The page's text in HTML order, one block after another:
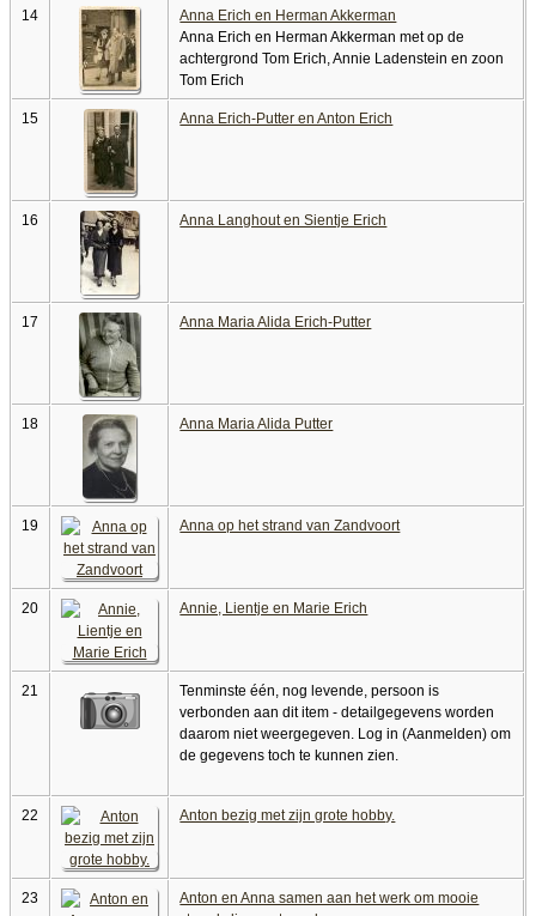
14
Anna Erich en Herman Akkerman
Anna Erich en Herman Akkerman met op de
achtergrond Tom Erich, Annie Ladenstein en zoon
Tom Erich
15 Anna Erich-Putter en Anton Erich
16 Anna Langhout en Sientje Erich
17 Anna Maria Alida Erich-Putter
18 Anna Maria Alida Putter
19 Anna op het strand van Zandvoort
20 Annie, Lientje en Marie Erich
21
Tenminste één, nog levende, persoon is
verbonden aan dit item - detailgegevens worden
daarom niet weergegeven. Log in (Aanmelden) om
de gegevens toch te kunnen zien.
22 Anton bezig met zijn grote hobby.
23
Anton en Anna samen aan het werk om mooie